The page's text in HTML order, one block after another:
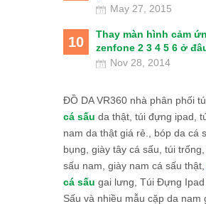
May 27, 2015
10
Thay màn hình cảm
zenfone 2 3 4 5 6 ở
Nov 28, 2014
ĐỒ DA VR360 nhà phân phối
cá sấu da thật, túi đựng ipad,
nam da thật giá rẻ., bóp da cá
bụng, giày tây cá sấu, túi
sấu nam, giày nam cá sấu thật,
cá sấu gai lưng, Túi Đựng Ipad
Sấu và nhiều mẫu cặp da nam